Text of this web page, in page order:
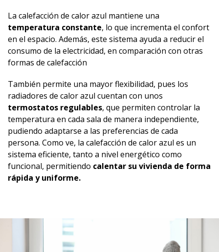
La calefacción de calor azul mantiene una
temperatura constante, lo que incrementa el confort
en el espacio. Además, este sistema ayuda a reducir el
consumo de la electricidad, en comparación con otras
formas de calefacción
También permite una mayor flexibilidad, pues los
radiadores de calor azul cuentan con unos
termostatos regulables, que permiten controlar la
temperatura en cada sala de manera independiente,
pudiendo adaptarse a las preferencias de cada
persona. Como ve, la calefacción de calor azul es un
sistema eficiente, tanto a nivel energético como
funcional, permitiendo calentar su vivienda de forma
rápida y uniforme.